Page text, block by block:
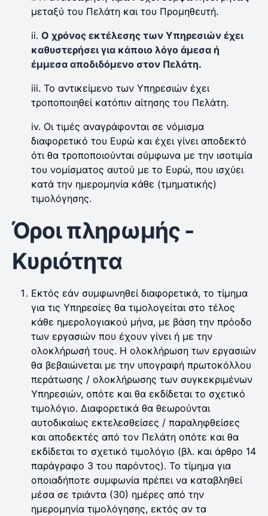
μεταξύ του Πελάτη και του Προμηθευτή.
ii. Ο χρόνος εκτέλεσης των Υπηρεσιών έχει
καθυστερήσει για κάποιο λόγο άμεσα ή
έμμεσα αποδιδόμενο στον Πελάτη.
iii. Το αντικείμενο των Υπηρεσιών έχει
τροποποιηθεί κατόπιν αίτησης του Πελάτη.
iv. Οι τιμές αναγράφονται σε νόμισμα
διαφορετικό του Ευρώ και έχει γίνει αποδεκτό
ότι θα τροποποιούνται σύμφωνα με την ισοτιμία
του νομίσματος αυτού με το Ευρώ, που ισχύει
κατά την ημερομηνία κάθε (τμηματικής)
τιμολόγησης.
Όροι πληρωμής -
Κυριότητα
Εκτός εάν συμφωνηθεί διαφορετικά, το τίμημα
για τις Υπηρεσίες θα τιμολογείται στο τέλος
κάθε ημερολογιακού μήνα, με βάση την πρόοδο
των εργασιών που έχουν γίνει ή με την
ολοκλήρωσή τους. Η ολοκλήρωση των εργασιών
θα βεβαιώνεται με την υπογραφή πρωτοκόλλου
περάτωσης / ολοκλήρωσης των συγκεκριμένων
Υπηρεσιών, οπότε και θα εκδίδεται το σχετικό
τιμολόγιο. Διαφορετικά θα θεωρούνται
αυτοδικαίως εκτελεσθείσες / παραληφθείσες
και αποδεκτές από τον Πελάτη οπότε και θα
εκδίδεται το σχετικό τιμολόγιο (βλ. και άρθρο 14
παράγραφο 3 του παρόντος). Το τίμημα για
οποιαδήποτε συμφωνία πρέπει να καταβληθεί
μέσα σε τριάντα (30) ημέρες από την
ημερομηνία τιμολόγησης, εκτός αν τα